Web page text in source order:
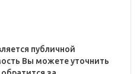
публичной
Вы можете уточнить